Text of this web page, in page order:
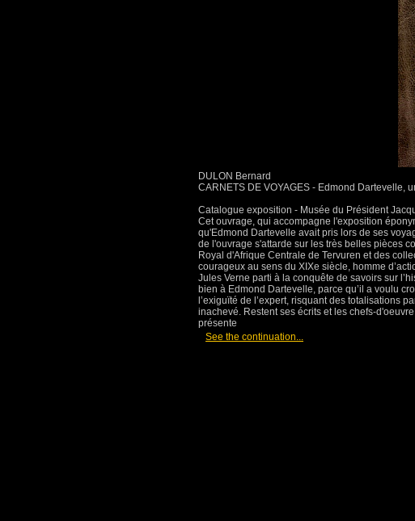
DULON Bernard
CARNETS DE VOYAGES - Edmond Dartevelle,
Catalogue exposition - Musée du Président
Cet ouvrage, qui accompagne l'exposition
qu'Edmond Dartevelle avait pris lors de ses
de l'ouvrage s'attarde sur les très belles pièces
Royal d'Afrique Centrale de Tervuren et des
courageux au sens du XIXe siècle, homme
Jules Verne parti à la conquête de savoirs sur
bien à Edmond Dartevelle, parce qu’il a voulu
l’exiguïté de l’expert, risquant des totalisations
inachevé. Restent ses écrits et les chefs-
présente
See the continuation...